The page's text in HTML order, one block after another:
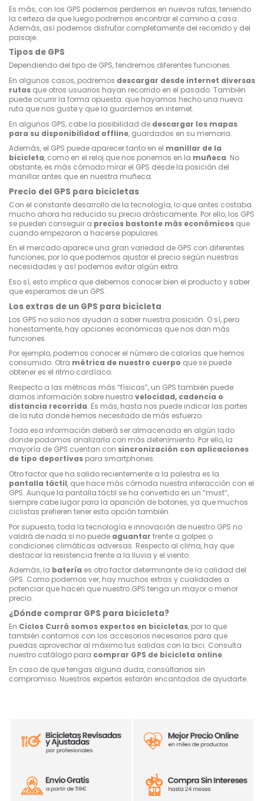
Es más, con los GPS podemos perdernos en nuevas rutas, teniendo
la certeza de que luego podremos encontrar el camino a casa.
Además, así podemos disfrutar completamente del recorrido y del
paisaje.
Tipos de GPS
Dependiendo del tipo de GPS, tendremos diferentes funciones.
En algunos casos, podremos descargar desde internet diversas
rutas que otros usuarios hayan recorrido en el pasado. También
puede ocurrir la forma opuesta: que hayamos hecho una nueva
ruta que nos guste y que la guardemos en internet.
En algunos GPS, cabe la posibilidad de descargar los mapas
para su disponibilidad offline, guardados en su memoria.
Además, el GPS puede aparecer tanto en el manillar de la
bicicleta, como en el reloj que nos ponemos en la muñeca. No
obstante, es más cómodo mirar el GPS desde la posición del
manillar antes que en nuestra muñeca.
Precio del GPS para bicicletas
Con el constante desarrollo de la tecnología, lo que antes costaba
mucho ahora ha reducido su precio drásticamente. Por ello, los GPS
se pueden conseguir a precios bastante más económicos que
cuando empezaron a hacerse populares.
En el mercado aparece una gran variedad de GPS con diferentes
funciones, por lo que podemos ajustar el precio según nuestras
necesidades y así podemos evitar algún extra.
Eso sí, esto implica que debemos conocer bien el producto y saber
que esperamos de un GPS.
Los extras de un GPS para bicicleta
Los GPS no solo nos ayudan a saber nuestra posición. O sí, pero
honestamente, hay opciones económicas que nos dan más
funciones.
Por ejemplo, podemos conocer el número de calorías que hemos
consumido. Otra métrica de nuestro cuerpo que se puede
obtener es el ritmo cardíaco.
Respecto a las métricas más “físicas”, un GPS también puede
darnos información sobre nuestra velocidad, cadencia o
distancia recorrida. Es más, hasta nos puede indicar las partes
de la ruta donde hemos necesitado de más esfuerzo.
Toda esa información deberá ser almacenada en algún lado
donde podamos analizarla con más detenimiento. Por ello, la
mayoría de GPS cuentan con sincronización con aplicaciones
de tipo deportivas para smartphones.
Otro factor que ha salido recientemente a la palestra es la
pantalla táctil, que hace más cómoda nuestra interacción con el
GPS. Aunque la pantalla táctil se ha convertido en un “must”,
siempre cabe lugar para la aparición de botones, ya que muchos
ciclistas prefieren tener esta opción también.
Por supuesto, toda la tecnología e innovación de nuestro GPS no
valdrá de nada si no puede aguantar frente a golpes o
condiciones climáticas adversas. Respecto al clima, hay que
destacar la resistencia frente a la lluvia y el viento.
Además, la batería es otro factor determinante de la calidad del
GPS. Como podemos ver, hay muchos extras y cualidades a
potenciar que hacen que nuestro GPS tenga un mayor o menor
precio.
¿Dónde comprar GPS para bicicleta?
En Ciclos Currá somos expertos en bicicletas, por lo que
también contamos con los accesorios necesarios para que
puedas aprovechar al máximo tus salidas con la bici. Consulta
nuestro catálogo para comprar GPS de bicicleta online.
En caso de que tengas alguna duda, consúltanos sin
compromiso. Nuestros expertos estarán encantados de ayudarte.